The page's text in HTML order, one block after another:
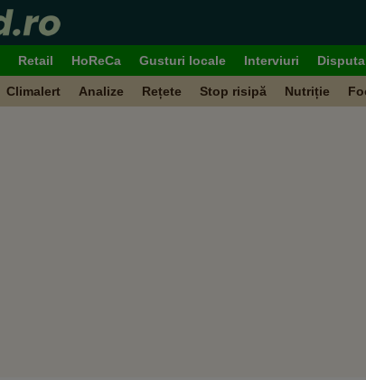
Retail HoReCa Gusturi locale Interviuri
Climalert Analize Rețete Stop risipă Nutriție